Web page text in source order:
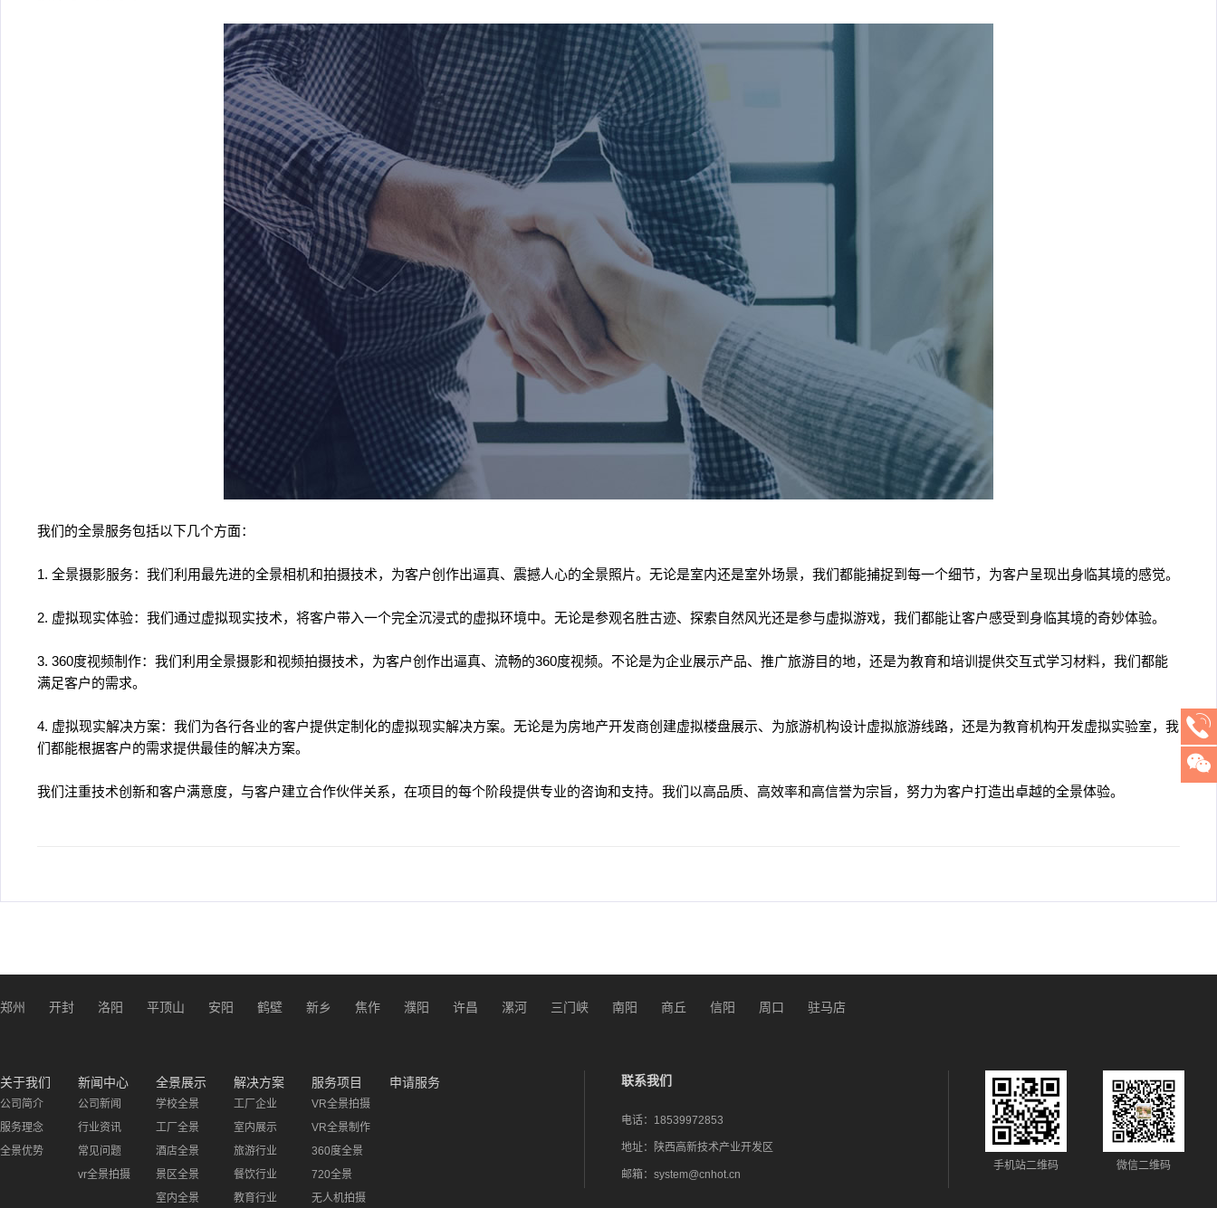
我们的全景服务包括以下几个方面：
1. 全景摄影服务：我们利用最先进的全景相机和拍摄技术，为客户创作出逼真、震撼人心的全景照片。无论是室内还是室外场景，我们都能捕捉到每一个细节，为客户呈现出身临其境的感觉。
2. 虚拟现实体验：我们通过虚拟现实技术，将客户带入一个完全沉浸式的虚拟环境中。无论是参观名胜古迹、探索自然风光还是参与虚拟游戏，我们都能让客户感受到身临其境的奇妙体验。
3. 360度视频制作：我们利用全景摄影和视频拍摄技术，为客户创作出逼真、流畅的360度视频。不论是为企业展示产品、推广旅游目的地，还是为教育和培训提供交互式学习材料，我们都能
满足客户的需求。
4. 虚拟现实解决方案：我们为各行各业的客户提供定制化的虚拟现实解决方案。无论是为房地产开发商创建虚拟楼盘展示、为旅游机构设计虚拟旅游线路，还是为教育机构开发虚拟实验室，我
们都能根据客户的需求提供最佳的解决方案。
我们注重技术创新和客户满意度，与客户建立合作伙伴关系，在项目的每个阶段提供专业的咨询和支持。我们以高品质、高效率和高信誉为宗旨，努力为客户打造出卓越的全景体验。
郑州 开封 洛阳 平顶山 安阳 鹤壁 新乡 焦作 濮阳 许昌 漯河 三门峡 南阳 商丘 信阳 周口 驻马店
关于我们
公司简介
服务理念
全景优势
新闻中心
公司新闻
行业资讯
常见问题
vr全景拍摄
全景展示
学校全景
工厂全景
酒店全景
景区全景
室内全景
解决方案
工厂企业
室内展示
旅游行业
餐饮行业
教育行业
服务项目
VR全景拍摄
VR全景制作
360度全景
720全景
无人机拍摄
申请服务 联系我们
电话： 18539972853
地址： 陕西高新技术产业开发区
邮箱： system@cnhot.cn
手机站二维码 微信二维码